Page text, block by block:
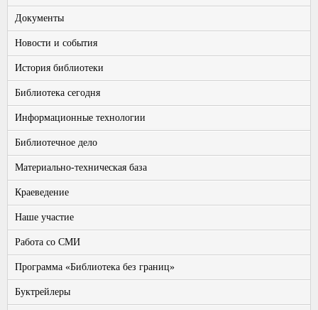
Документы
Новости и события
История библиотеки
Библиотека сегодня
Информационные технологии
Библиотечное дело
Материально-техническая база
Краеведение
Наше участие
Работа со СМИ
Программа «Библиотека без границ»
Буктрейлеры